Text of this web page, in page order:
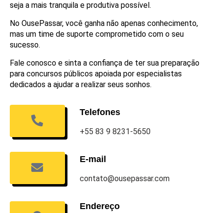
seja a mais tranquila e produtiva possível.
No OusePassar, você ganha não apenas conhecimento,
mas um time de suporte comprometido com o seu
sucesso.
Fale conosco e sinta a confiança de ter sua preparação
para concursos públicos apoiada por especialistas
dedicados a ajudar a realizar seus sonhos.
Telefones
+55 83 9 8231-5650
E-mail
contato@ousepassar.com
Endereço